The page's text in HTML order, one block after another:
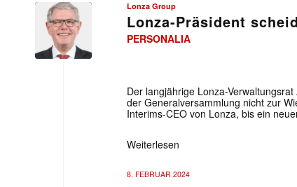
Lonza
Lonza Group
Lonza-Präsident
PERSONALIA
Der langjährige Lonza-
der Generalversammlung nicht zur
Interims-CEO von Lonza, bis ein
Weiterlesen
8. FEBRUAR 2024